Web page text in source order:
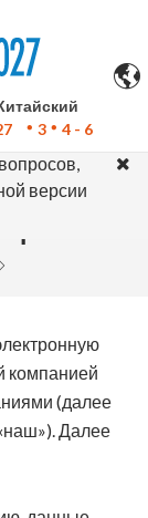
носит
может быть
версии
3 4 - 6
компанией
(далее
Далее